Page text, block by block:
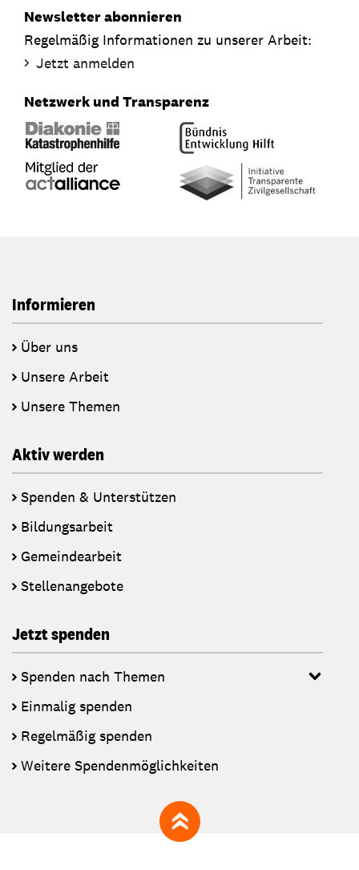
Newsletter abonnieren
Regelmäßig Informationen zu unserer Arbeit:
Jetzt anmelden
Netzwerk und Transparenz
Informieren
Über uns
Unsere Arbeit
Unsere Themen
Aktiv werden
Spenden & Unterstützen
Bildungsarbeit
Gemeindearbeit
Stellenangebote
Jetzt spenden
Spenden nach Themen
Einmalig spenden
Regelmäßig spenden
Weitere Spendenmöglichkeiten
zum Seitenanfang